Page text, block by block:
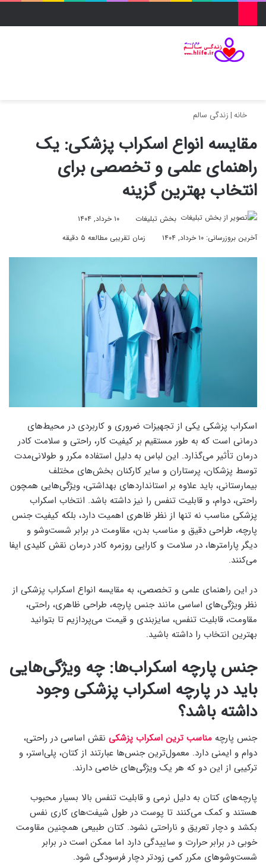
خانه|زندگی سالم
مقایسه انواع اسکراب پزشکی: یک
راهنمای علمی و تخصصی برای
انتخاب بهترین گزینه
بخش تبلیغات
۱۰ خرداد, ۱۴۰۴
آخرین بروزرسانی: ۱۰ خرداد, ۱۴۰۴
زمان تقریبی مطالعه ۵ دقیقه
اسکراب پزشکی یکی از تجهیزات ضروری و کاربردی در محیط‌های
درمانی است که به طور مستقیم بر کیفیت کار، راحتی و سلامت کادر
درمان تأثیر می‌گذارد. این لباس به دلیل استفاده مکرر و طولانی‌مدت
توسط پزشکان، پرستاران و سایر کارکنان بخش‌های مختلف
بیمارستانی، باید علاوه بر استانداردهای بهداشتی، ویژگی‌هایی همچون
راحتی، دوام، و قابلیت تنفس را نیز داشته باشد. انتخاب اسکراب
پزشکی مناسب نه تنها از نظر ظاهری اهمیت دارد، بلکه کیفیت جنس
پارچه، طراحی دقیق و مناسب بدن، مقاومت در برابر شست‌وشو و
دیگر پارامترها، در سلامت و کارایی روزمره کادر درمان نقش کلیدی ایفا
می‌کنند.
در این راهنمای علمی و تخصصی، به مقایسه انواع اسکراب پزشکی از
نظر ویژگی‌های اساسی مانند جنس پارچه، طراحی ظاهری، راحتی،
مقاومت، قابلیت تنفس، سایزبندی و قیمت می‌پردازیم تا بتوانید
بهترین انتخاب را داشته باشید.
جنس پارچه اسکراب‌ها: چه ویژگی‌هایی
باید در پارچه اسکراب پزشکی وجود
داشته باشد؟
جنس پارچه مناسب ترین اسکراب پزشکی نقش اساسی در راحتی،
دوام و ایمنی دارد. معمول‌ترین جنس‌ها عبارتند از کتان، پلی‌استر، و
ترکیبی از این دو که هر یک ویژگی‌های خاصی دارند.
پارچه‌های کتان به دلیل نرمی و قابلیت تنفس بالا بسیار محبوب
هستند و کمک می‌کنند تا پوست در طول شیفت‌های کاری نفس
بکشد و دچار تعریق و ناراحتی نشود. کتان طبیعی همچنین مقاومت
خوبی در برابر حرارت و ساییدگی دارد اما ممکن است در برابر
شست‌وشوهای مکرر کمی زودتر دچار فرسودگی شود.